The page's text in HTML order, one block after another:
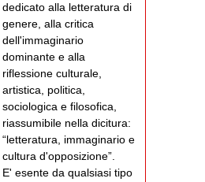
dedicato alla letteratura di
genere, alla critica
dell'immaginario
dominante e alla
riflessione culturale,
artistica, politica,
sociologica e filosofica,
riassumibile nella dicitura:
“letteratura, immaginario e
cultura d'opposizione”.
E' esente da qualsiasi tipo